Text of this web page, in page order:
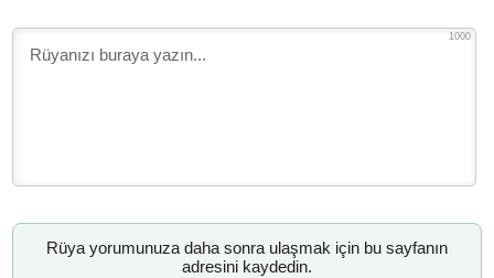
1000
Rüya yorumunuza daha sonra ulaşmak için bu sayfanın
adresini kaydedin.